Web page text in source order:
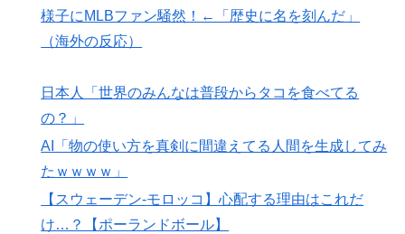
間！！
【激震】韓国人「韓国サッカー協会、W杯・五輪で複数
ﾙﾌﾞﾙ」＝韓国の反応
▶ 【海外の反応】冨安健洋がクリスタル・パレス加入へ
「アーセナルサポの好きなクラブで良かった」
▶
海外「世界で日本を死守するぞ！」 日本の消防署を訪
れたちびっ子集団が世界をメロメロに
▶ 【海外の反応】野球を観はじめたばかりなんだが大谷翔
様子にMLBファン騒然！←「歴史に名を刻んだ」
（海外の反応）
日本人「世界のみんなは普段からタコを食べてる
の？」
AI「物の使い方を真剣に間違えてる人間を生成してみ
たｗｗｗｗ」
【スウェーデン-モロッコ】心配する理由はこれだ
け…？【ポーランドボール】